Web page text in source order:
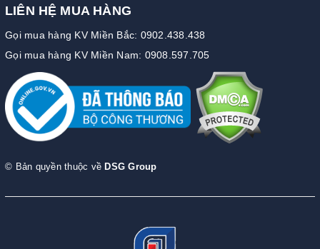
LIÊN HỆ MUA HÀNG
Gọi mua hàng KV Miền Bắc: 0902.438.438
Gọi mua hàng KV Miền Nam: 0908.597.705
© Bản quyền thuộc về DSG Group